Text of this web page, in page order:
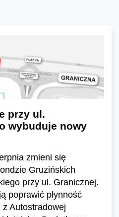
przy ul.
wybuduje nowy
zmieni się
Gruzińskich
przy ul. Granicznej.
poprawić płynność
Autostradowej